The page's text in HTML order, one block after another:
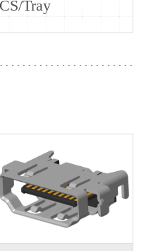
Tray